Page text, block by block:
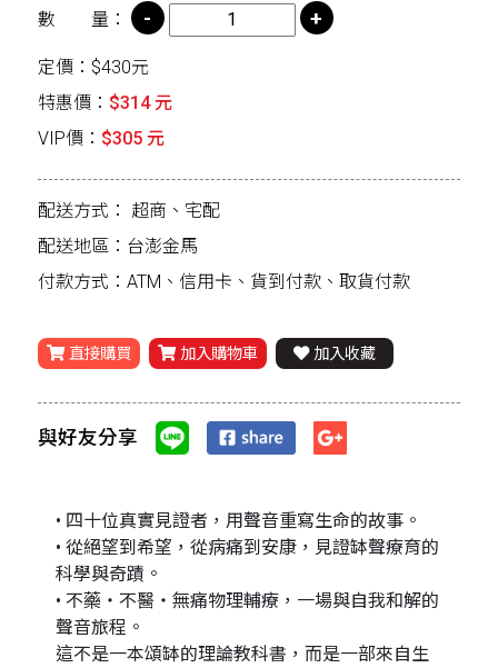
數 量：
定價：$430元
特惠價： $314 元
VIP價： $305 元
配送方式： 超商、宅配
配送地區：台澎金馬
付款方式：ATM、信用卡、貨到付款、取貨付款
直接購買 加入購物車 加入收藏
與好友分享
• 四十位真實見證者，用聲音重寫生命的故事。
• 從絕望到希望，從病痛到安康，見證缽聲療育的
科學與奇蹟。
• 不藥・不醫・無痛物理輔療，一場與自我和解的
聲音旅程。
這不是一本頌缽的理論教科書，而是一部來自生